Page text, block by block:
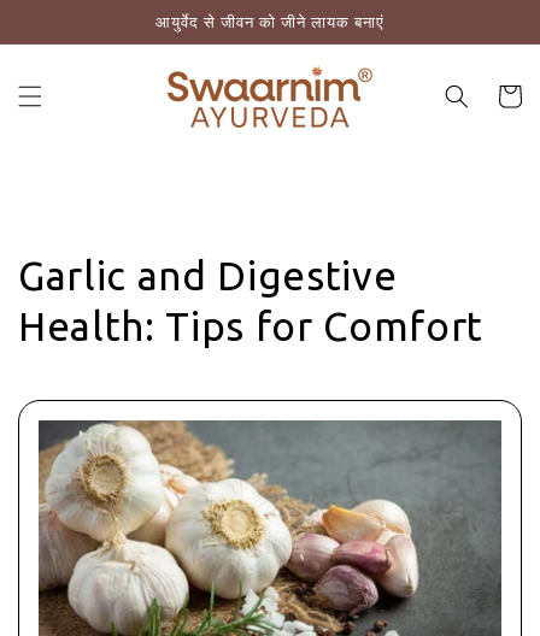
सामग्री पर बढ़ने के लिएआयुर्वेद से जीवन को जीने लायक बनाएं
कार्ट
Garlic and Digestive
Health: Tips for Comfort